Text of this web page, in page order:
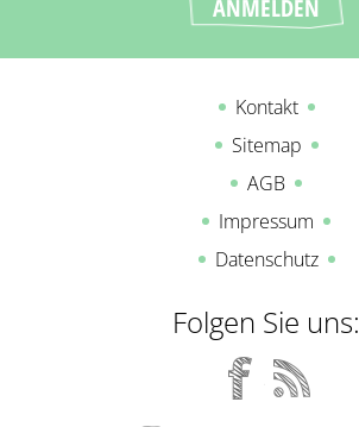
Kontakt
Sitemap
AGB
Impressum
Datenschutz
Folgen Sie uns: